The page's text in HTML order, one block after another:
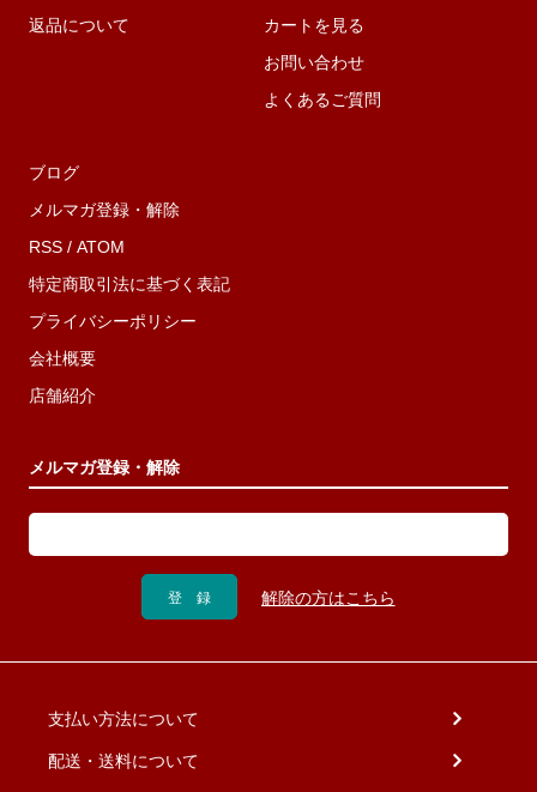
返品について
カートを見る
お問い合わせ
よくあるご質問
ブログ
メルマガ登録・解除
RSS /ATOM
特定商取引法に基づく表記
プライバシーポリシー
会社概要
店舗紹介
メルマガ登録・解除
支払い方法について
配送・送料について